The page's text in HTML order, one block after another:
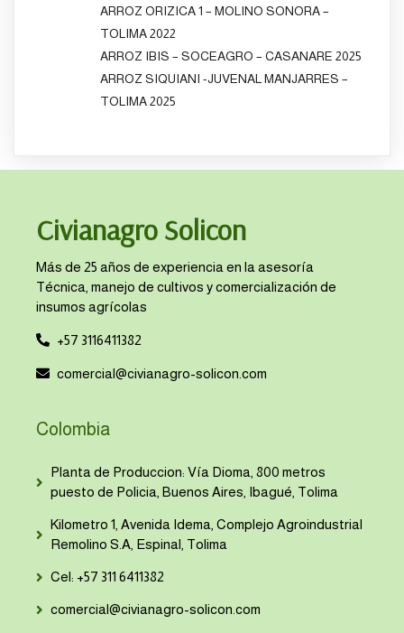
ARROZ ORIZICA 1 – MOLINO SONORA –
TOLIMA 2022
ARROZ IBIS – SOCEAGRO – CASANARE 2025
ARROZ SIQUIANI -JUVENAL MANJARRES –
TOLIMA 2025
Civianagro Solicon
Más de 25 años de experiencia en la asesoría
Técnica, manejo de cultivos y comercialización de
insumos agrícolas
+57 3116411382
comercial@civianagro-solicon.com
Colombia
Planta de Produccion: Vía Dioma, 800 metros
puesto de Policia, Buenos Aires, Ibagué, Tolima
Kilometro 1, Avenida Idema, Complejo Agroindustrial
Remolino S.A, Espinal, Tolima
Cel: +57 311 6411382
comercial@civianagro-solicon.com